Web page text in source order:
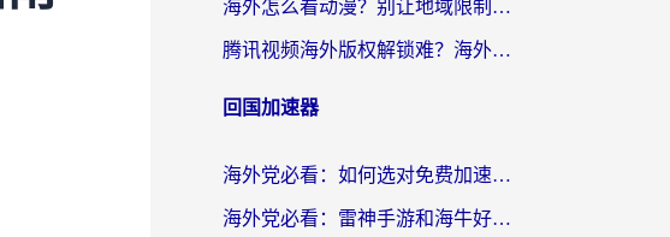
海外怎么看动漫？别让地域限制挡住你的追番快乐
腾讯视频海外版权解锁难？海外党亲测：选对回国加速器，追剧观影零障碍
回国加速器
海外党必看：如何选对免费加速器，无缝访问国内资源不踩坑？
海外党必看：雷神手游和海牛好用吗？+3款热门加速器实测对比，附番茄加速器无缝回国指南